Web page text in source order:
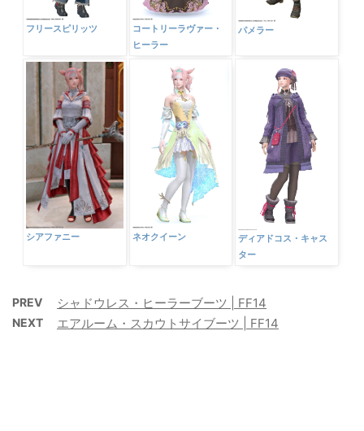
フリースピリッツ
コートリーラヴァー・
ヒーラー
パメラー
シアファニー ネオクイーン
ディアドコス・キャス
ター
PREV シャドウレス・ヒーラーブーツ | FF14
NEXT エアルーム・スカウトサイブーツ | FF14